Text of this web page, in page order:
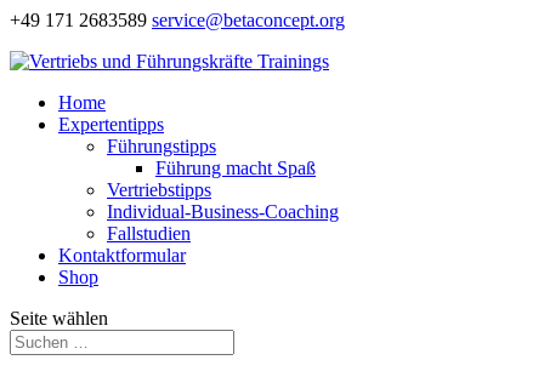
+49 171 2683589 service@betaconcept.org
Home
Expertentipps
Führungstipps
Führung macht Spaß
Vertriebstipps
Individual-Business-Coaching
Fallstudien
Kontaktformular
Shop
Seite wählen